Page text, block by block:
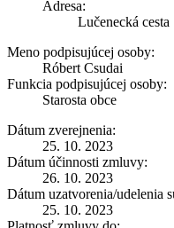
Adresa:
Lučenecká
Meno podpisujúcej osoby:
Róbert Csudai
Funkcia podpisujúcej osoby:
Starosta obce
Dátum zverejnenia:
25. 10. 2023
Dátum účinnosti zmluvy:
26. 10. 2023
Dátum uzatvorenia/udelenia
25. 10. 2023